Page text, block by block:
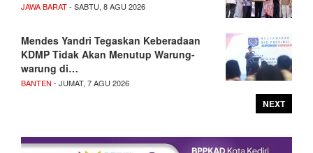
JAWA BARAT- SABTU, 8 AGU 2026
Mendes Yandri Tegaskan Keberadaan
KDMP Tidak Akan Menutup Warung-
warung di…
BANTEN - JUMAT, 7 AGU 2026
NEXT